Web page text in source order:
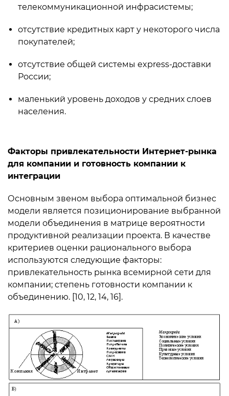
телекоммуникационной инфрасистемы;
отсутствие кредитных карт у некоторого числа
покупателей;
отсутствие общей системы express-доставки
России;
маленький уровень доходов у средних слоев
населения.
Факторы привлекательности Интернет-рынка
для компании и готовность компании к
интеграции
Основным звеном выбора оптимальной бизнес
модели является позиционирование выбранной
модели объединения в матрице вероятности
продуктивной реализации проекта. В качестве
критериев оценки рационального выбора
используются следующие факторы:
привлекательность рынка всемирной сети для
компании; степень готовности компании к
объединению. [10, 12, 14, 16].